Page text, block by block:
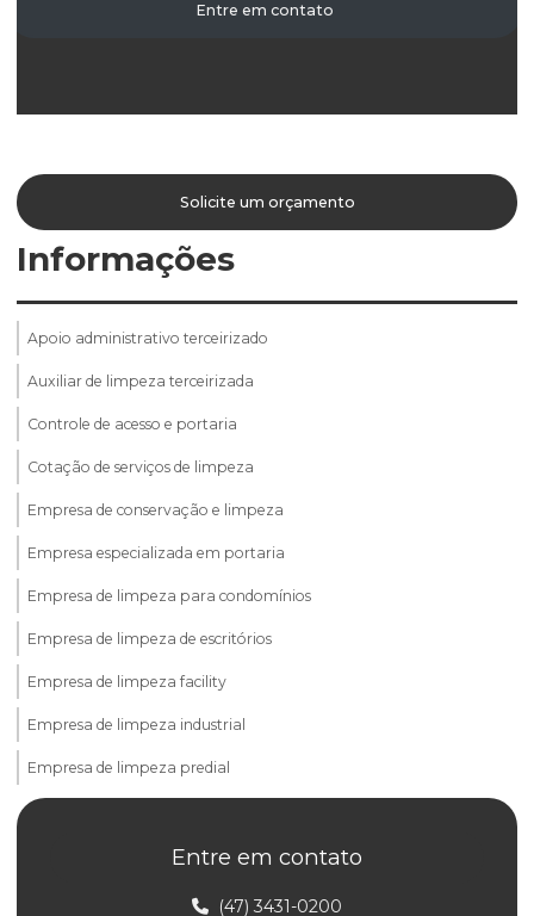
Entre em contato
Solicite um orçamento
Informações
Apoio administrativo terceirizado
Auxiliar de limpeza terceirizada
Controle de acesso e portaria
Cotação de serviços de limpeza
Empresa de conservação e limpeza
Empresa especializada em portaria
Empresa de limpeza para condomínios
Empresa de limpeza de escritórios
Empresa de limpeza facility
Empresa de limpeza industrial
Empresa de limpeza predial
Empresa de limpeza predial terceirizada
Empresa de limpeza de prédios
Empresa de limpeza profissional
Entre em contato
(47) 3431-0200